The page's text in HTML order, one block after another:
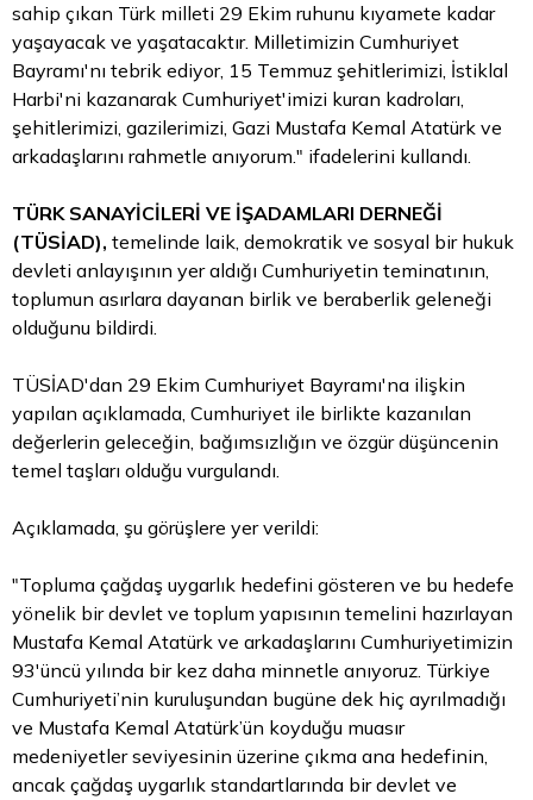
sahip çıkan Türk milleti 29 Ekim ruhunu kıyamete kadar
yaşayacak ve yaşatacaktır. Milletimizin Cumhuriyet
Bayramı'nı tebrik ediyor, 15 Temmuz şehitlerimizi, İstiklal
Harbi'ni kazanarak Cumhuriyet'imizi kuran kadroları,
şehitlerimizi, gazilerimizi, Gazi Mustafa Kemal Atatürk ve
arkadaşlarını rahmetle anıyorum." ifadelerini kullandı.
TÜRK SANAYİCİLERİ VE İŞADAMLARI DERNEĞİ
(TÜSİAD), temelinde laik, demokratik ve sosyal bir hukuk
devleti anlayışının yer aldığı Cumhuriyetin teminatının,
toplumun asırlara dayanan birlik ve beraberlik geleneği
olduğunu bildirdi.
TÜSİAD'dan 29 Ekim Cumhuriyet Bayramı'na ilişkin
yapılan açıklamada, Cumhuriyet ile birlikte kazanılan
değerlerin geleceğin, bağımsızlığın ve özgür düşüncenin
temel taşları olduğu vurgulandı.
Açıklamada, şu görüşlere yer verildi:
"Topluma çağdaş uygarlık hedefini gösteren ve bu hedefe
yönelik bir devlet ve toplum yapısının temelini hazırlayan
Mustafa Kemal Atatürk ve arkadaşlarını Cumhuriyetimizin
93'üncü yılında bir kez daha minnetle anıyoruz. Türkiye
Cumhuriyeti’nin kuruluşundan bugüne dek hiç ayrılmadığı
ve Mustafa Kemal Atatürk’ün koyduğu muasır
medeniyetler seviyesinin üzerine çıkma ana hedefinin,
ancak çağdaş uygarlık standartlarında bir devlet ve